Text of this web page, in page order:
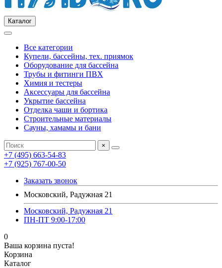
Каталог
Все категории
Купели, бассейны, тех. приямок
Оборудование для бассейна
Трубы и фитинги ПВХ
Химия и тестеры
Аксессуары для бассейна
Укрытие бассейна
Отделка чаши и бортика
Строительные материалы
Сауны, хамамы и бани
×
+7 (495) 663-54-83
+7 (925) 767-00-50
Заказать звонок
Московский, Радужная 21
Московский, Радужная 21
ПН-ПТ 9:00-17:00
0
Ваша корзина пуста!
Корзина
Каталог